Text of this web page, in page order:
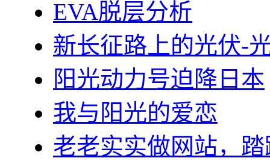
EVA脱层分析
新长征路上的光伏-
阳光动力号迫降日本
我与阳光的爱恋
老老实实做网站，